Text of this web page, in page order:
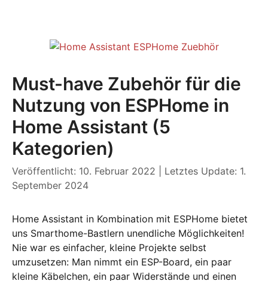
Must-have Zubehör für die
Nutzung von ESPHome in
Home Assistant (5
Kategorien)
Veröffentlicht: 10. Februar 2022
Letztes Update: 1.
September 2024
Home Assistant in Kombination mit ESPHome bietet
uns Smarthome-Bastlern unendliche Möglichkeiten!
Nie war es einfacher, kleine Projekte selbst
umzusetzen: Man nimmt ein ESP-Board, ein paar
kleine Käbelchen, ein paar Widerstände und einen